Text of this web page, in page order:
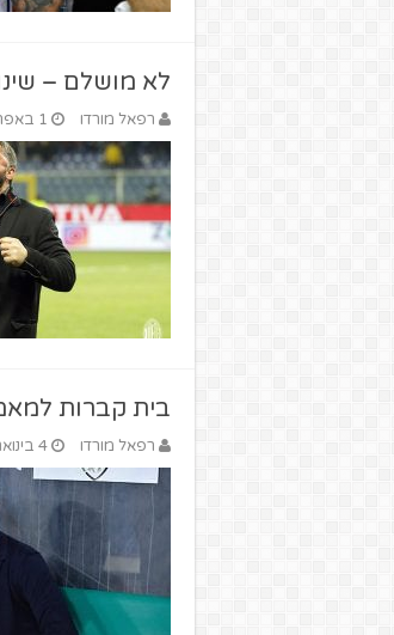
לא מושלם –
רפאל מורדו 1 באפריל 2018
בית קברות
רפאל מורדו 4 בינואר 2018